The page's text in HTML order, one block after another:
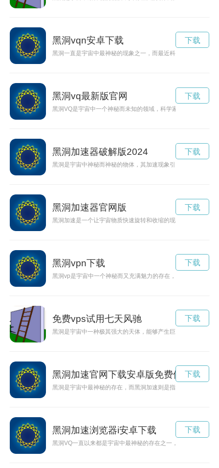
黑洞vqn安卓下载
黑洞一直是宇宙中最神秘的现象之一，而最近科学家们发现了
下载
黑洞vq最新版官网
黑洞VQ是宇宙中一个神秘而未知的领域，科学家们正努力探索
下载
黑洞加速器破解版2024
黑洞是宇宙中神秘而神秘的物体，其加速现象引发了物理学界的
下载
黑洞加速器官网版
黑洞加速是一个让宇宙物质快速旋转和收缩的现象，引起了科学
下载
黑洞vpn下载
黑洞vp是宇宙中一个神秘而又充满魅力的存在，其引力强大到
下载
免费vps试用七天风驰
黑洞是宇宙中一种极其强大的天体，能够产生巨大的引力场，
下载
黑洞加速官网下载安卓版免费使用
黑洞是宇宙中最神秘的存在，而黑洞加速则是指黑洞增加引力
下载
黑洞加速浏览器i安卓下载
黑洞VQ一直以来都是宇宙中最神秘的存在之一，科学家们对其
下载